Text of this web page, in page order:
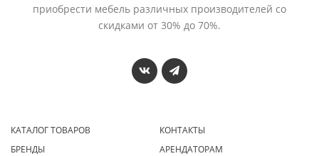
приобрести мебель различных производителей со
скидками от 30% до 70%.
КАТАЛОГ ТОВАРОВ
БРЕНДЫ
КОНТАКТЫ
АРЕНДАТОРАМ